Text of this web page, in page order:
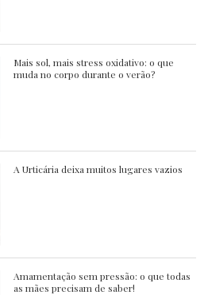
Mais sol, mais stress oxidativo: o que
muda no corpo durante o verão?
A Urticária deixa muitos lugares vazios
Amamentação sem pressão: o que todas
as mães precisam de saber!